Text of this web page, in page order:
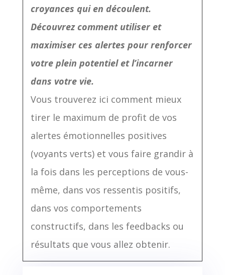
croyances qui en découlent.
Découvrez comment utiliser et
maximiser ces alertes pour renforcer
votre plein potentiel et l’incarner
dans votre vie.
Vous trouverez ici comment mieux
tirer le maximum de profit de vos
alertes émotionnelles positives
(voyants verts) et vous faire grandir à
la fois dans les perceptions de vous-
même, dans vos ressentis positifs,
dans vos comportements
constructifs, dans les feedbacks ou
résultats que vous allez obtenir.